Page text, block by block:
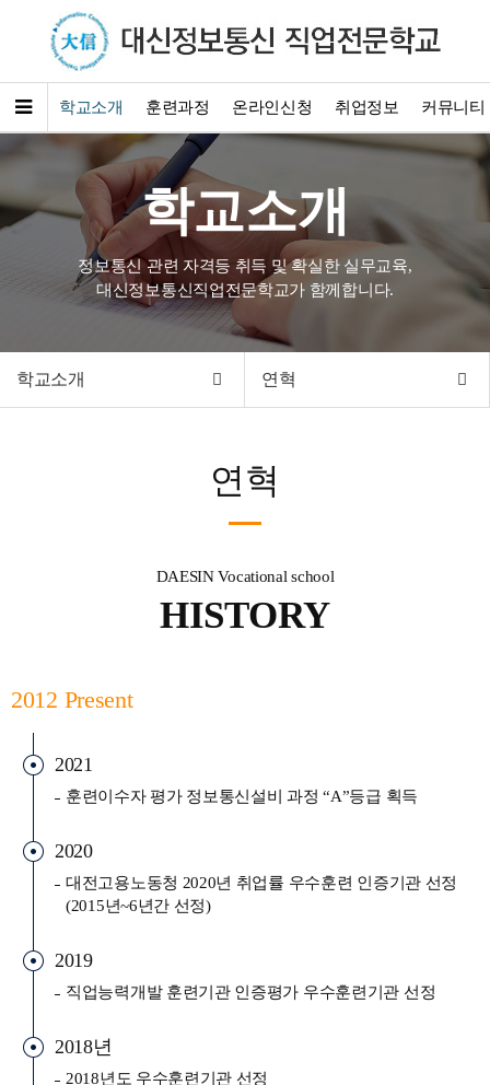
학교소개 훈련과정 온라인신청 취업정보 커뮤니티
학교소개
정보통신 관련 자격등 취득 및 확실한 실무교육,
대신정보통신직업전문학교가 함께합니다.
학교소개 연혁
연혁
DAESIN Vocational school
HISTORY
2012 Present
2021
훈련이수자 평가 정보통신설비 과정 “A”등급 획득
2020
대전고용노동청 2020년 취업률 우수훈련 인증기관 선정
(2015년~6년간 선정)
2019
직업능력개발 훈련기관 인증평가 우수훈련기관 선정
2018년
2018년도 우수훈련기관 선정